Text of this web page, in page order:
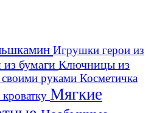
Игрушки герои из
бумаги Ключницы из
руками Косметичка
Мягкие